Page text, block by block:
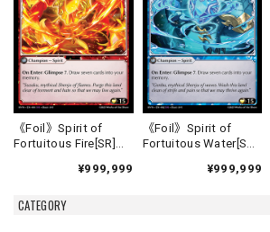
CATEGORY
《Foil》Spirit of
Fortuitous Fire[SR]
¥999,999
《Foil》Spirit of
Fortuitous Water[SR]
¥999,999